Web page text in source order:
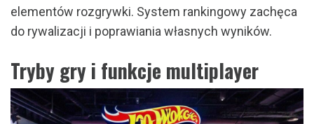
elementów rozgrywki. System rankingowy zachęca
do rywalizacji i poprawiania własnych wyników.
Tryby gry i funkcje multiplayer